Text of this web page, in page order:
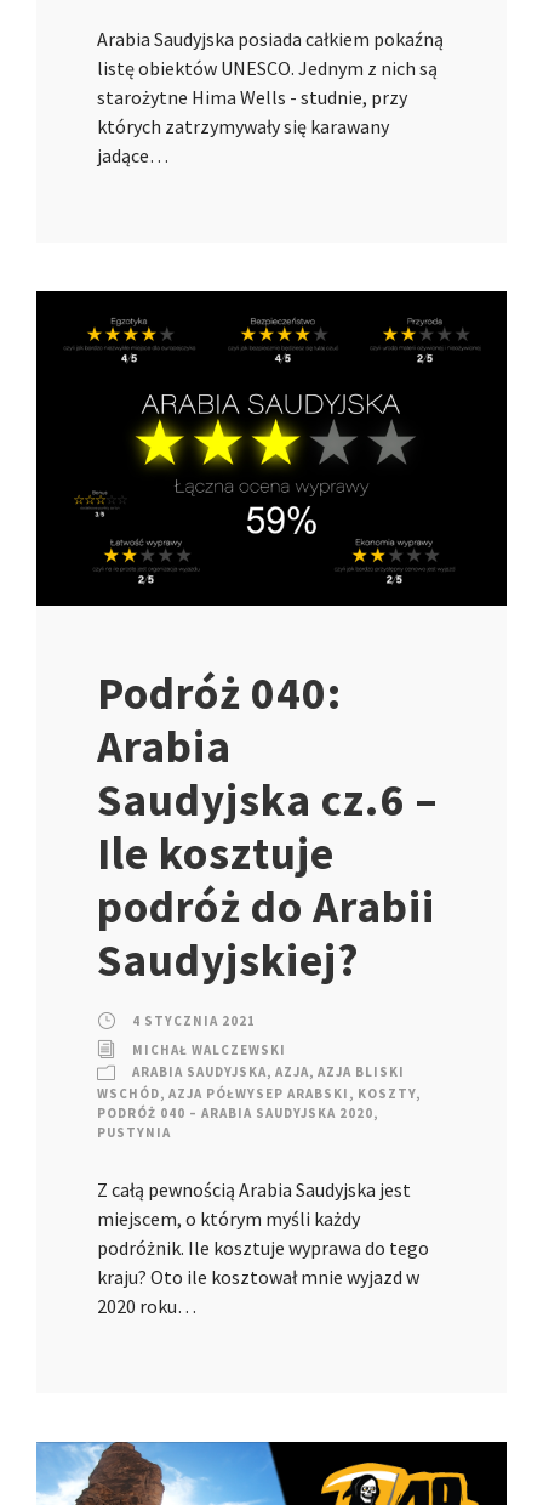
Arabia Saudyjska posiada całkiem pokaźną
listę obiektów UNESCO. Jednym z nich są
starożytne Hima Wells - studnie, przy
których zatrzymywały się karawany
jadące…
Podróż 040:
Arabia
Saudyjska cz.6 –
Ile kosztuje
podróż do Arabii
Saudyjskiej?
4 STYCZNIA 2021
MICHAŁ WALCZEWSKI
ARABIA SAUDYJSKA, AZJA, AZJA BLISKI
WSCHÓD, AZJA PÓŁWYSEP ARABSKI , KOSZTY,
PODRÓŻ 040 – ARABIA SAUDYJSKA 2020,
PUSTYNIA
Z całą pewnością Arabia Saudyjska jest
miejscem, o którym myśli każdy
podróżnik. Ile kosztuje wyprawa do tego
kraju? Oto ile kosztował mnie wyjazd w
2020 roku…